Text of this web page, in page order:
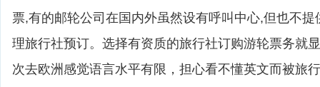
票,有的邮轮公司在国内外虽然设有呼叫中心,但也不
理旅行社预订。选择有资质的旅行社订购游轮票务就
次去欧洲感觉语言水平有限，担心看不懂英文而被旅